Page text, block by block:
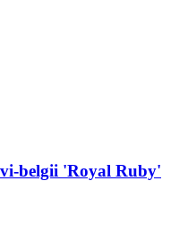
belgii 'Royal Ruby'